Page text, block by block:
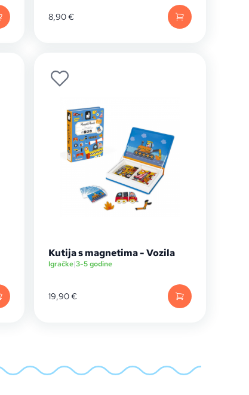
8,90€
Kutija s magnetima - Vozila
Igračke|3-5 godine
19,90€